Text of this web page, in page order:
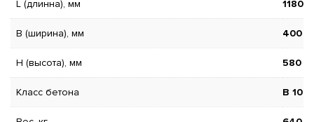
L (длинна), мм 1180
B (ширина), мм 400
H (высота), мм 580
Класс бетона В 10